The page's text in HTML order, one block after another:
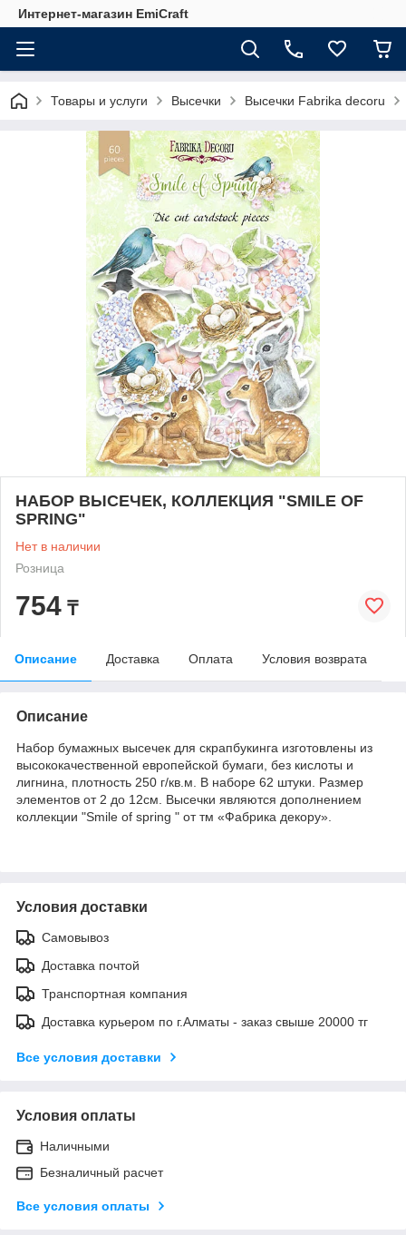
Интернет-магазин EmiCraft
Товары и услуги Высечки Высечки Fabrika decoru
НАБОР ВЫСЕЧЕК, КОЛЛЕКЦИЯ "SMILE OF
SPRING"
Нет в наличии
Розница
754 ₸
Описание Доставка Оплата Условия возврата
Описание
Набор бумажных высечек для скрапбукинга изготовлены из
высококачественной европейской бумаги, без кислоты и
лигнина, плотность 250 г/кв.м. В наборе 62 штуки. Размер
элементов от 2 до 12см. Высечки являются дополнением
коллекции "Smile of spring " от тм «Фабрика декору».
Условия доставки
Самовывоз
Доставка почтой
Транспортная компания
Доставка курьером по г.Алматы - заказ свыше 20000 тг
Все условия доставки
Условия оплаты
Наличными
Безналичный расчет
Все условия оплаты